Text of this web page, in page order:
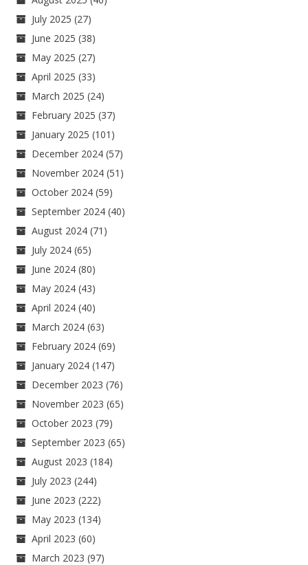
July 2025 (27)
June 2025 (38)
May 2025 (27)
April 2025 (33)
March 2025 (24)
February 2025 (37)
January 2025 (101)
December 2024 (57)
November 2024 (51)
October 2024 (59)
September 2024 (40)
August 2024 (71)
July 2024 (65)
June 2024 (80)
May 2024 (43)
April 2024 (40)
March 2024 (63)
February 2024 (69)
January 2024 (147)
December 2023 (76)
November 2023 (65)
October 2023 (79)
September 2023 (65)
August 2023 (184)
July 2023 (244)
June 2023 (222)
May 2023 (134)
April 2023 (60)
March 2023 (97)